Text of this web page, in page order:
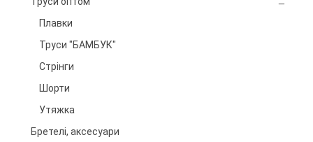
Плавки
Труси "БАМБУК"
Стрінги
Шорти
Утяжка
Бретелі, аксесуари